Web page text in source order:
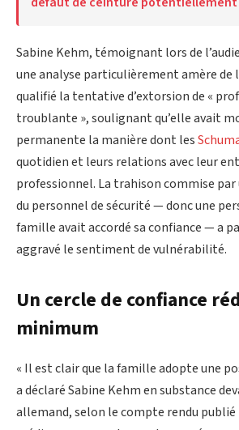
Sabine Kehm, témoignant lors de
une analyse particulièrement amère de
qualifié la tentative d’extorsion de «
troublante », soulignant qu’elle avait
permanente la manière dont les
quotidien et leurs relations avec leur
professionnel. La trahison commise
du personnel de sécurité — donc une
famille avait accordé sa confiance — a
aggravé le sentiment de vulnérabilité.
Un cercle de confiance
minimum
« Il est clair que la famille adopte une
a déclaré Sabine Kehm en substance
allemand, selon le compte rendu publié